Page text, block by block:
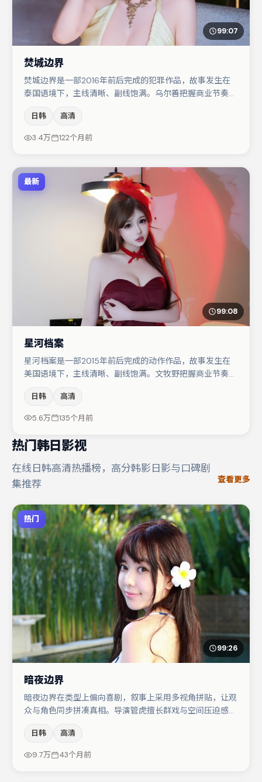
99:07
焚城边界
焚城边界是一部2016年前后完成的犯罪作品，故事发生在
泰国语境下，主线清晰、副线饱满。乌尔善把握商业节奏的
容包括肖央、易烊千玺、白宇等，角色动机前后呼应，适合
喜欢抠台词与伏笔的观众。整体完成度较高，适合周末一口
气追完。
日韩 高清
3.4万 122个月前
最新
99:08
星河档案
星河档案是一部2015年前后完成的动作作品，故事发生在
美国语境下，主线清晰、副线饱满。文牧野把握商业节奏的
容包括刘亦菲、肖央、廖凡等，角色动机前后呼应，适合喜
欢抠台词与伏笔的观众。整体完成度较高，适合周末一口气
日韩 高清
5.6万 135个月前
热门韩日影视
在线日韩高清热播榜，高分韩影日影与口碑剧
集推荐
查看更多
热门
99:26
暗夜边界
暗夜边界在类型上偏向喜剧，叙事上采用多视角拼贴，让观
众与角色同步拼凑真相。导演管虎擅长群戏与空间压迫感，
宇的对手戏构成全片情感锚点，王景春则以细节塑造推动谜
题层层揭开。若你偏爱强类型与清晰主线，这部作品值得关
日韩 高清
9.7万 43个月前